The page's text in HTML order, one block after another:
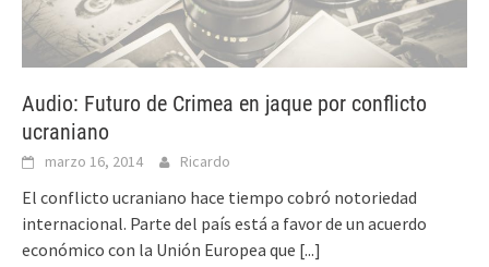
Audio: Futuro de Crimea en jaque por conflicto
ucraniano
marzo 16, 2014 Ricardo
El conflicto ucraniano hace tiempo cobró notoriedad
internacional. Parte del país está a favor de un acuerdo
económico con la Unión Europea que [...]